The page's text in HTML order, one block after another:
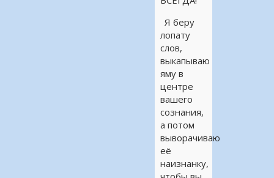
Я беру
лопату
слов,
выкапываю
яму в
центре
вашего
сознания,
а потом
выворачиваю
её
наизнанку,